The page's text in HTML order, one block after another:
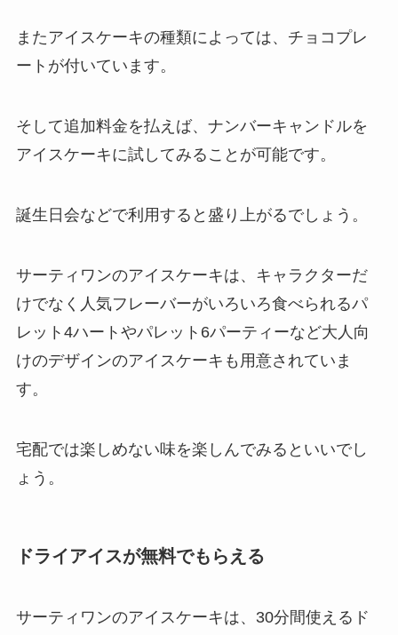
またアイスケーキの種類によっては、チョコプレ
ートが付いています。
そして追加料金を払えば、ナンバーキャンドルを
アイスケーキに試してみることが可能です。
誕生日会などで利用すると盛り上がるでしょう。
サーティワンのアイスケーキは、キャラクターだ
けでなく人気フレーバーがいろいろ食べられるパ
レット4ハートやパレット6パーティーなど大人向
けのデザインのアイスケーキも用意されていま
す。
宅配では楽しめない味を楽しんでみるといいでし
ょう。
ドライアイスが無料でもらえる
サーティワンのアイスケーキは、30分間使えるド